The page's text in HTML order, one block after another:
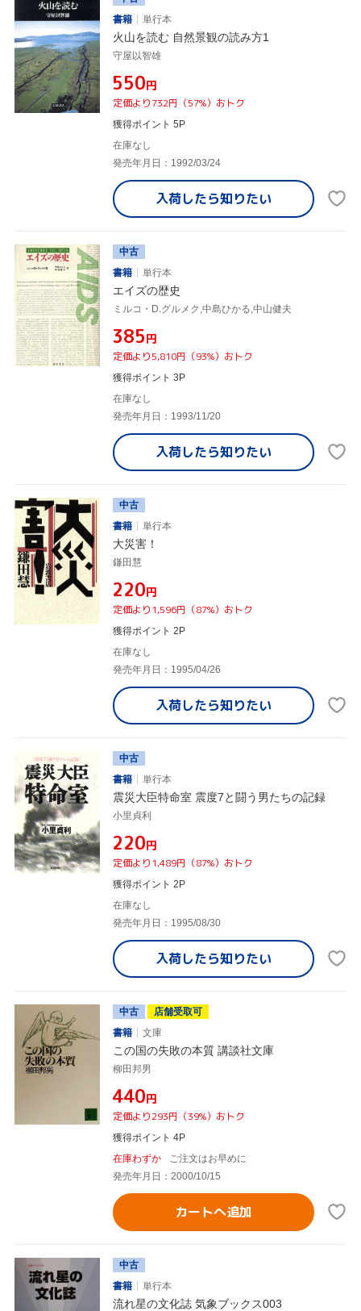
書籍
単行本
火山を読む 自然景観の読み方1
守屋以智雄
¥550円
定価より732円（57%）おトク
獲得ポイント 5P
在庫なし
発売年月日：1992/03/24
入荷したら知りたい
中古
書籍
単行本
エイズの歴史
ミルコ・D.グルメク,中島ひかる,中山健夫
¥385円
定価より5,810円（93%）おトク
獲得ポイント 3P
在庫なし
発売年月日：1993/11/20
入荷したら知りたい
中古
書籍
単行本
大災害！
鎌田慧
¥220円
定価より1,596円（87%）おトク
獲得ポイント 2P
在庫なし
発売年月日：1995/04/26
入荷したら知りたい
中古
書籍
単行本
震災大臣特命室 震度7と闘う男たちの記録
小里貞利
¥220円
定価より1,489円（87%）おトク
獲得ポイント 2P
在庫なし
発売年月日：1995/08/30
入荷したら知りたい
中古
店舗受取可
書籍
文庫
この国の失敗の本質 講談社文庫
柳田邦男
¥440円
定価より293円（39%）おトク
獲得ポイント 4P
在庫わずか
ご注文はお早めに
発売年月日：2000/10/15
カートへ追加
中古
書籍
単行本
流れ星の文化誌 気象ブックス003